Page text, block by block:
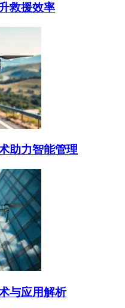
救援效率
助力智能管理
与应用解析